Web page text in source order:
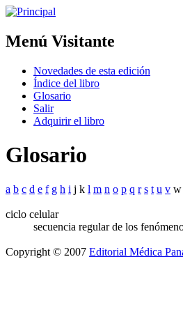
Menú Visitante
Novedades de esta edición
Índice del libro
Glosario
Salir
Adquirir el libro
Glosario
a b c d e f g h i j k l m n o p q r s t u v w
ciclo celular
secuencia regular de los
Copyright © 2007 Editorial Médica